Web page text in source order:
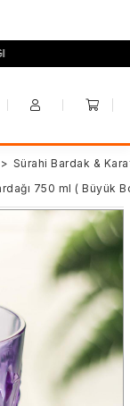
> Sürahi Bardak &
750 ml ( Büyük